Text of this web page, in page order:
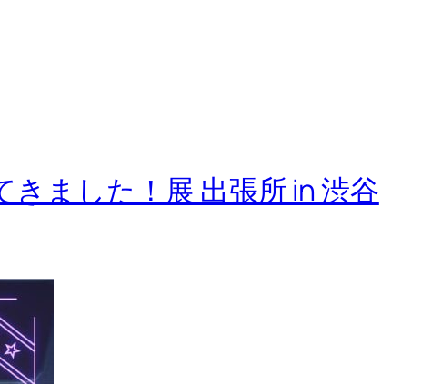
ました！展 出張所 in 渋谷